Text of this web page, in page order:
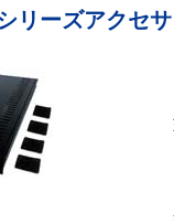
リーズアクセサ